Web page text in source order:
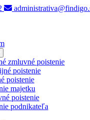
zmluvné poistenie
poistenie
poistenie
majetku
poistenie
podnikateľa